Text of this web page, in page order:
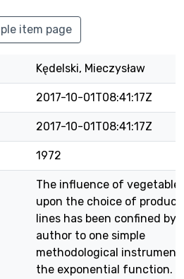
item page
Kędelski, Mieczysław
2017-10-01T08:41:17Z
2017-10-01T08:41:17Z
1972
The influence of vegetable
upon the choice of
lines has been confined by
author to one simple
methodological instrument
the exponential function.